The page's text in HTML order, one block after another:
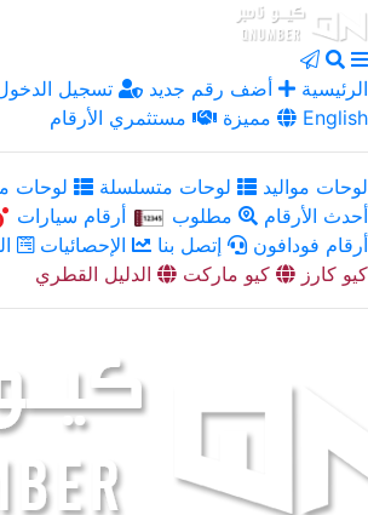
الرئيسية أضف رقم جديد تسجيل
مميزة
مستثمري الأرقام English
لوحات مواليد لوحات متسلسلة
لوحات
أحدث الأرقام
مطلوب أرقام سيارات
أرقام فودافون
إتصل بنا الإحصائيات
كيو كارز
كيو ماركت الدليل القطري